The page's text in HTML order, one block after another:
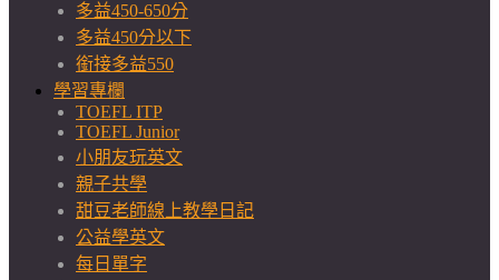
多益450-650分
多益450分以下
銜接多益550
學習專欄
TOEFL ITP
TOEFL Junior
小朋友玩英文
親子共學
甜豆老師線上教學日記
公益學英文
每日單字